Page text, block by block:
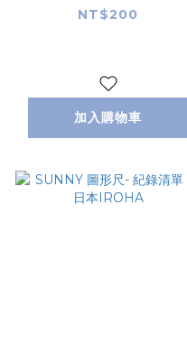
NT$200
加入購物車